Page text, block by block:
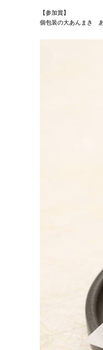
【参加賞】
個包装の大あんまき